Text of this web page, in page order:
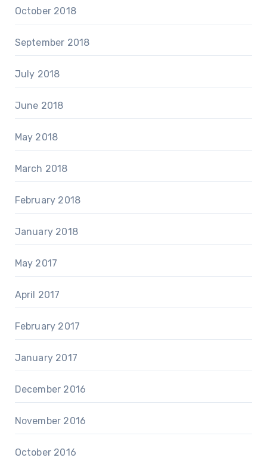
October 2018
September 2018
July 2018
June 2018
May 2018
March 2018
February 2018
January 2018
May 2017
April 2017
February 2017
January 2017
December 2016
November 2016
October 2016